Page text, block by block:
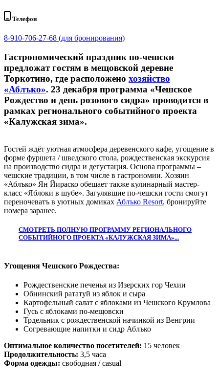
Телефон
8-910-706-27-68 (для бронирования)
Гастрономический праздник по-чешски
предложат гостям в мещовской деревне
Торкотино, где расположено хозяйство
«Аблъко». 23 декабря программа «Чешское
Рождество и день розового сидра» проводится в
рамках регионального событийного проекта
«Калужская зима».
Гостей ждёт уютная атмосфера деревенского кафе, угощение в
форме фуршета / шведского стола, рождественская экскурсия
на производство сидра и дегустация. Основа программы –
чешские традиции, в том числе в гастрономии. Хозяин
«Аблъко» Ян Йираско обещает также кулинарный мастер-
класс «Яблоки в шубе». Загулявшие по-чешски гости смогут
переночеватъ в уютных домиках Аблъко Resort, бронируйте
номера заранее.
СМОТРЕТЬ ПОЛНУЮ ПРОГРАММУ РЕГИОНАЛЬНОГО
СОБЫТИЙНОГО ПРОЕКТА «КАЛУЖСКАЯ ЗИМА»...
Угощения Чешского Рождества:
Рождественские печенья из Изерских гор Чехии
Обнинский рататуй из яблок и сыра
Картофельный салат с яблоками из Чешского Крумлова
Гусь с яблоками по-мещовски
Трдельник с рождественской начинкой из Венгрии
Согревающие напитки и сидр Аблъко
Оптимальное количество посетителей: 15 человек
Продолжительность: 3,5 часа
Форма одежды: свободная / casual